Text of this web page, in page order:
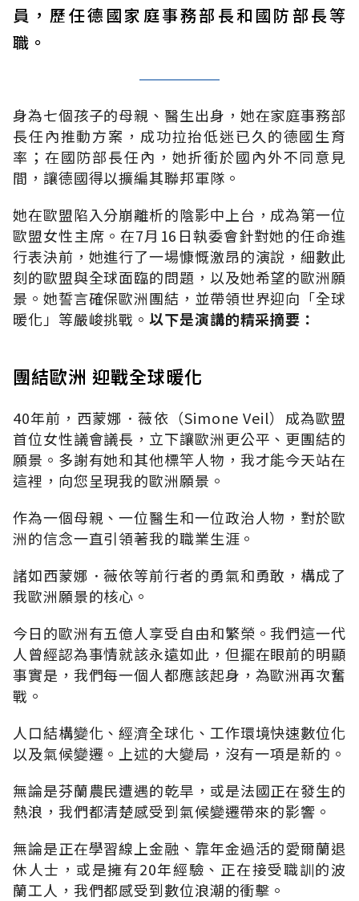
員，歷任德國家庭事務部長和國防部長等
職。
身為七個孩子的母親、醫生出身，她在家庭事務部
長任內推動方案，成功拉抬低迷已久的德國生育
率；在國防部長任內，她折衝於國內外不同意見
間，讓德國得以擴編其聯邦軍隊。
她在歐盟陷入分崩離析的陰影中上台，成為第一位
歐盟女性主席。在7月16日執委會針對她的任命進
行表決前，她進行了一場慷慨激昂的演說，細數此
刻的歐盟與全球面臨的問題，以及她希望的歐洲願
景。她誓言確保歐洲團結，並帶領世界迎向「全球
暖化」等嚴峻挑戰。以下是演講的精采摘要：
團結歐洲 迎戰全球暖化
40年前，西蒙娜．薇依（Simone Veil）成為歐盟
首位女性議會議長，立下讓歐洲更公平、更團結的
願景。多謝有她和其他標竿人物，我才能今天站在
這裡，向您呈現我的歐洲願景。
作為一個母親、一位醫生和一位政治人物，對於歐
洲的信念一直引領著我的職業生涯。
諸如西蒙娜．薇依等前行者的勇氣和勇敢，構成了
我歐洲願景的核心。
今日的歐洲有五億人享受自由和繁榮。我們這一代
人曾經認為事情就該永遠如此，但擺在眼前的明顯
事實是，我們每一個人都應該起身，為歐洲再次奮
戰。
人口結構變化、經濟全球化、工作環境快速數位化
以及氣候變遷。上述的大變局，沒有一項是新的。
無論是芬蘭農民遭遇的乾旱，或是法國正在發生的
熱浪，我們都清楚感受到氣候變遷帶來的影響。
無論是正在學習線上金融、靠年金過活的愛爾蘭退
休人士，或是擁有20年經驗、正在接受職訓的波
蘭工人，我們都感受到數位浪潮的衝擊。